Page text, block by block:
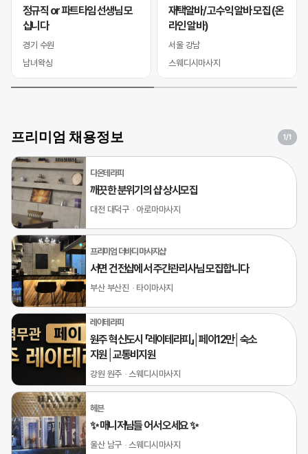
정규직 or 파트타임 선생님 모
십니다
경기 수원
남녀왁싱
재택알바/ 고수익 알바 모집 (온
라인 알바)
서울 강남
스웨디시마사지
프리미엄 채용정보 1/1
다온테라피
깨끗한 분위기의 샵 상시모집
대전 대덕구 아로마마사지
프리미엄 더바디 마사지샵
서면 건전샵에서 주간관리사님 모집합니다
부산 부산진 타이마사지
레이테라피
원주 혁신도시 「레이테라피」│페이12만│숙소
지원│교통비지원
강원 원주 스웨디시마사지
헤븐
✨ 매니저님들 어서 오세요 ✨
울산 남구 스웨디시마사지